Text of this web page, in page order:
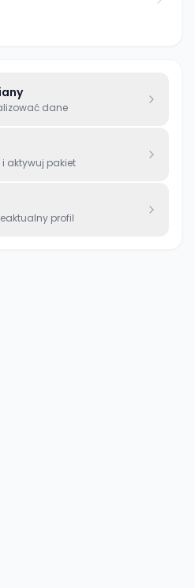
dane
aktywuj pakiet
profil